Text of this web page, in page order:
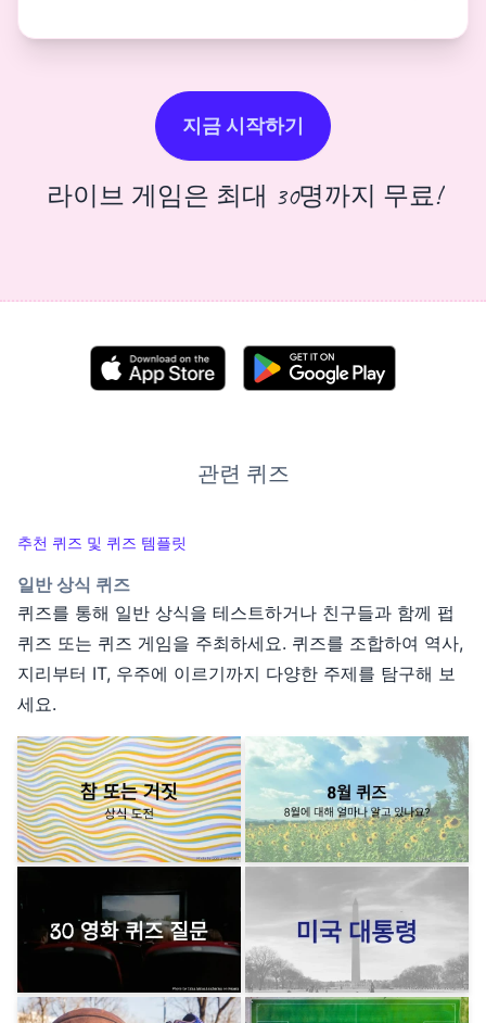
지금 시작하기
라이브 게임은 최대 30명까지 무료!
관련 퀴즈
추천 퀴즈 및 퀴즈 템플릿
일반 상식 퀴즈
퀴즈를 통해 일반 상식을 테스트하거나 친구들과 함께 펍
퀴즈 또는 퀴즈 게임을 주최하세요. 퀴즈를 조합하여 역사,
지리부터 IT, 우주에 이르기까지 다양한 주제를 탐구해 보
세요.